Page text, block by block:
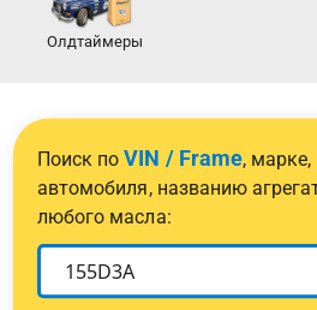
Олдтаймеры
Поиск поVIN / Frame, марке,
автомобиля, названию
любого масла: